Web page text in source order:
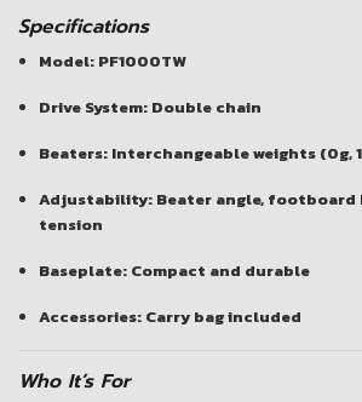
Specifications
Model: PF1000TW
Drive System: Double chain
Beaters: Interchangeable weights (0g,
Adjustability: Beater angle, footboard
tension
Baseplate: Compact and durable
Accessories: Carry bag included
Who It’s For